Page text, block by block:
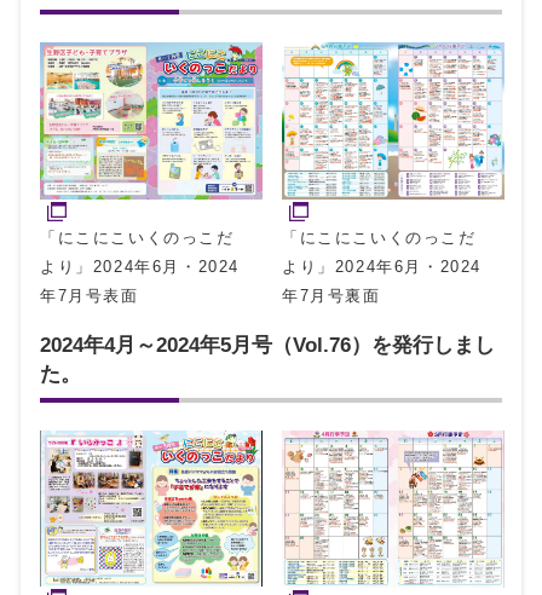
「にこにこいくのっこだ
より」2024年6月・2024
年7月号表面
「にこにこいくのっこだ
より」2024年6月・2024
年7月号裏面
2024年4月～2024年5月号（Vol.76）を発行しまし
た。